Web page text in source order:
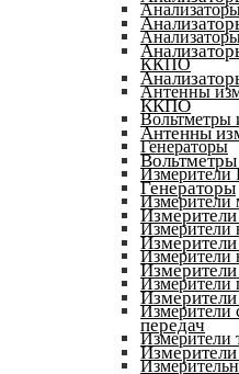
ККПО
Антенны
Вольтметры
Генераторы
Измерители
Измерители
Измерители
Измерители
Измерители
Измерители
ККПО
Антенны
Генераторы
передач